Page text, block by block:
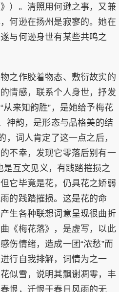
）。清照用何逊之事，又兼
何逊在扬州是寂寥的。她在
与何逊身世有某些共鸣之
作胶着物态、敷衍故实的
情感，联系个人身世，抒发
来知韵胜”，是她给予梅花
神韵，是形态与品格美的结
，词人肯定了这一点之后，
不幸，发现它零落后别有一
是互文见义，有践踏摧损之
它毕竟是花，仍具花之娇弱
的践踏摧损。这是花的命
生各种联想词意呈现很曲折
《梅花落》，是虚写，以此
伤情绪，造成一团“浓愁”而
行自我排解，词情为之一
似雪，说明其飘谢凋零，丰
恨，迁恨于春日风雨的无